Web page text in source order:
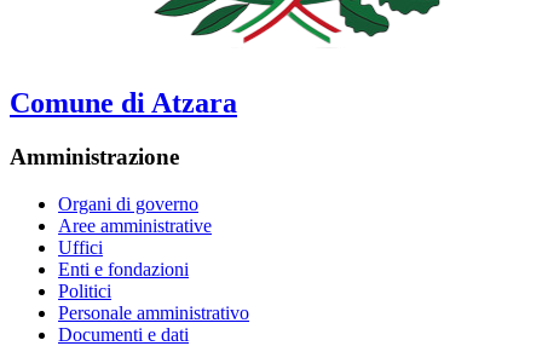
Comune di Atzara
Amministrazione
Organi di governo
Aree amministrative
Uffici
Enti e fondazioni
Politici
Personale amministrativo
Documenti e dati